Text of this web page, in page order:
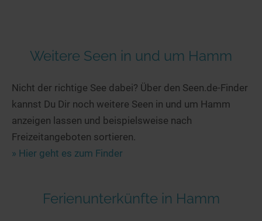
Weitere Seen in und um Hamm
Nicht der richtige See dabei? Über den Seen.de-Finder
kannst Du Dir noch weitere Seen in und um Hamm
anzeigen lassen und beispielsweise nach
Freizeitangeboten sortieren.
» Hier geht es zum Finder
Ferienunterkünfte in Hamm